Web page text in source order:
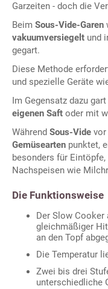
Garzeiten - doch die
Beim Sous-Vide-Garen
vakuumversiegelt und
gegart.
Diese Methode
und spezielle Geräte
Im Gegensatz dazu
eigenen Saft oder mit
Während Sous-Vide vor
Gemüsearten punktet,
besonders für Eintöpfe,
Nachspeisen wie
Die Funktionsweise
Der Slow
gleichmäßiger
an den Topf
Die Temperatur
Zwei bis drei
unterschiedliche